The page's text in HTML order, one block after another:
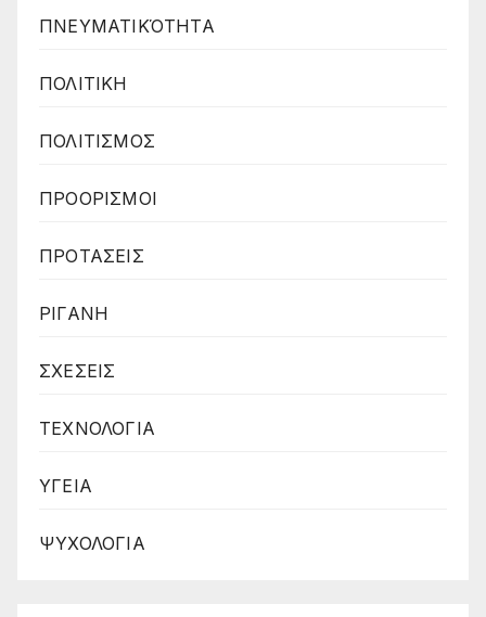
ΠΝΕΥΜΑΤΙΚΌΤΗΤΑ
ΠΟΛΙΤΙΚΗ
ΠΟΛΙΤΙΣΜΟΣ
ΠΡΟΟΡΙΣΜΟΙ
ΠΡΟΤΑΣΕΙΣ
ΡΙΓΑΝΗ
ΣΧΕΣΕΙΣ
ΤΕΧΝΟΛΟΓΙΑ
ΥΓΕΙΑ
ΨΥΧΟΛΟΓΙΑ